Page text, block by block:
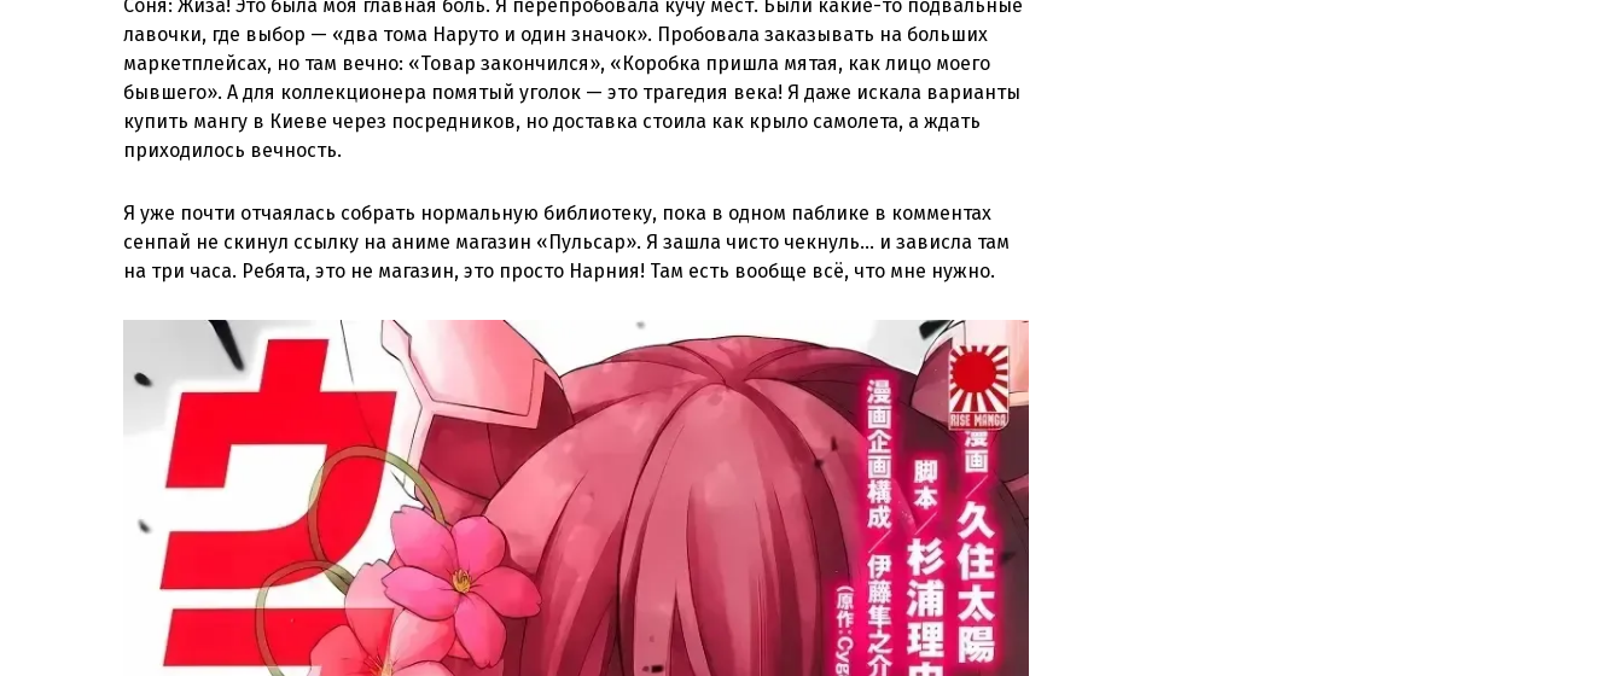
Соня: Жиза! Это была моя главная боль. Я перепробовала кучу мест. Были какие-то подвальные
лавочки, где выбор — «два тома Наруто и один значок». Пробовала заказывать на больших
маркетплейсах, но там вечно: «Товар закончился», «Коробка пришла мятая, как лицо моего
бывшего». А для коллекционера помятый уголок — это трагедия века! Я даже искала варианты
купить мангу в Киеве через посредников, но доставка стоила как крыло самолета, а ждать
приходилось вечность.
Я уже почти отчаялась собрать нормальную библиотеку, пока в одном паблике в комментах
сенпай не скинул ссылку на аниме магазин «Пульсар». Я зашла чисто чекнуль… и зависла там
на три часа. Ребята, это не магазин, это просто Нарния! Там есть вообще всё, что мне нужно.